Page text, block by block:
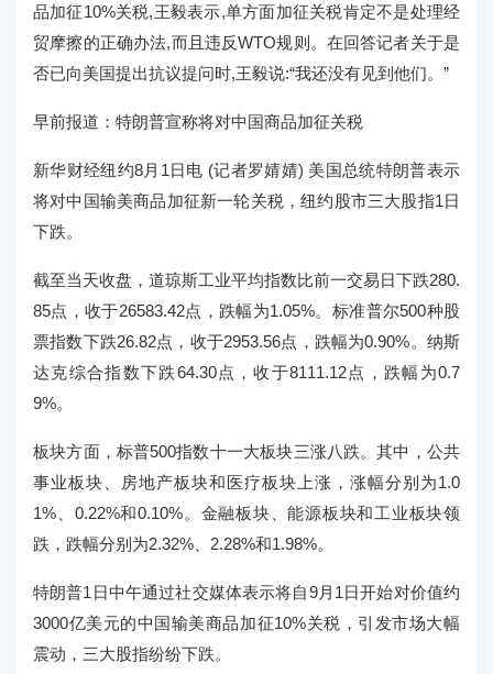
品加征10%关税,王毅表示,单方面加征关税肯定不是处理经
贸摩擦的正确办法,而且违反WTO规则。在回答记者关于是
否已向美国提出抗议提问时,王毅说:“我还没有见到他们。”
早前报道：特朗普宣称将对中国商品加征关税
新华财经纽约8月1日电 (记者罗婧婧) 美国总统特朗普表示
将对中国输美商品加征新一轮关税，纽约股市三大股指1日
下跌。
截至当天收盘，道琼斯工业平均指数比前一交易日下跌280.
85点，收于26583.42点，跌幅为1.05%。标准普尔500种股
票指数下跌26.82点，收于2953.56点，跌幅为0.90%。纳斯
达克综合指数下跌64.30点，收于8111.12点，跌幅为0.7
9%。
板块方面，标普500指数十一大板块三涨八跌。其中，公共
事业板块、房地产板块和医疗板块上涨，涨幅分别为1.0
1%、0.22%和0.10%。金融板块、能源板块和工业板块领
跌，跌幅分别为2.32%、2.28%和1.98%。
特朗普1日中午通过社交媒体表示将自9月1日开始对价值约
3000亿美元的中国输美商品加征10%关税，引发市场大幅
震动，三大股指纷纷下跌。